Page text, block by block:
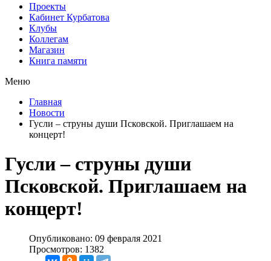
Проекты
Кабинет Курбатова
Клубы
Коллегам
Магазин
Книга памяти
Меню
Главная
Новости
Гусли – струны души Псковской. Приглашаем на
концерт!
Гусли – струны души
Псковской. Приглашаем на
концерт!
Опубликовано: 09 февраля 2021
Просмотров: 1382